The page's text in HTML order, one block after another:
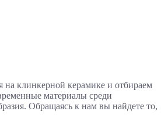
клинкерной керамике и отбираем
материалы среди
Обращаясь к нам вы найдете то,